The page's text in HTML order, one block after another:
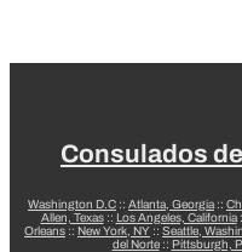
Consulados
Washington D.C :: Atlanta, Georgia ::
Allen, Texas:: Los Angeles, California
Orleans :: New York, NY :: Seattle,
del Norte:: Pittsburgh,